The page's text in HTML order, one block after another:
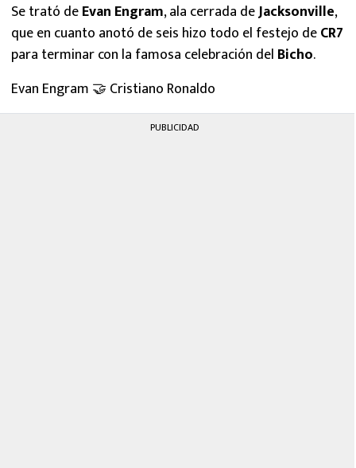
Se trató deEvan Engram, ala cerrada deJacksonville,
que en cuanto anotó de seis hizo todo el festejo deCR7
para terminar con la famosa celebración del Bicho.
Evan Engram 🤝 Cristiano Ronaldo
PUBLICIDAD